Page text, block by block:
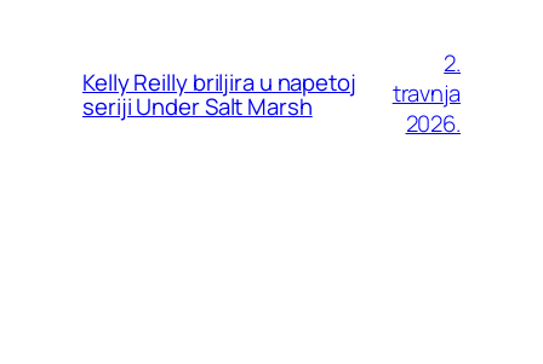
Kelly Reilly briljira u napetoj
seriji Under Salt Marsh
2.
travnja
2026.